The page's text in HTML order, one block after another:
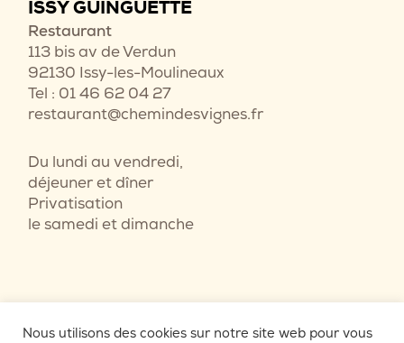
ISSY GUINGUETTE
Restaurant
113 bis av de Verdun
92130 Issy-les-Moulineaux
Tel : 01 46 62 04 27
restaurant@chemindesvignes.fr
Du lundi au vendredi,
déjeuner et dîner
Privatisation
le samedi et dimanche
Nous utilisons des cookies sur notre site web pour vous